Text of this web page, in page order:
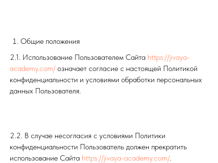
Общие положения
2.1. Использование Пользователем Сайта https://jivaya-
academy.com/ означает согласие с настоящей Политикой
конфиденциальности и условиями обработки персональных
данных Пользователя.
2.2. В случае несогласия с условиями Политики
конфиденциальности Пользователь должен прекратить
использование Сайта https://jivaya-academy.com/.